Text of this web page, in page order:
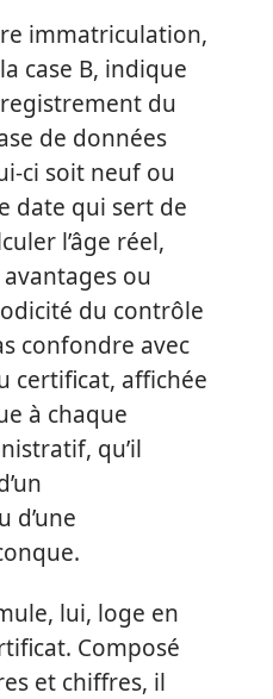
immatriculation,
case B, indique
du
de données
ci soit neuf ou
date qui sert de
l’âge réel,
ou
du contrôle
confondre avec
certificat, affichée
à chaque
qu’il
d’une
lui, loge en
Composé
et chiffres, il